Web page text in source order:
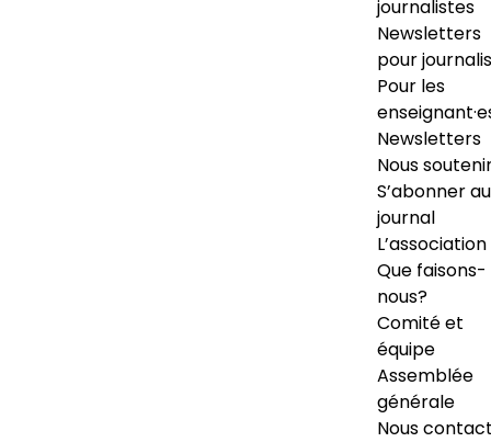
journalistes
Newsletters
pour
Pour les
Newsletters
Nous
S’abonner au
journal
L’association
Que faisons-
nous?
Comité et
équipe
Assemblée
générale
Nous